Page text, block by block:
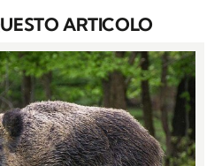
ARTICOLO